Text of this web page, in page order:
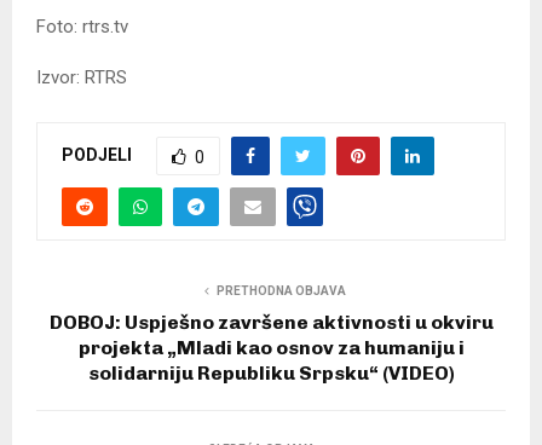
Foto: rtrs.tv
Izvor: RTRS
PODJELI 0
PRETHODNA OBJAVA
DOBOJ: Uspješno završene aktivnosti u okviru
projekta „Mladi kao osnov za humaniju i
solidarniju Republiku Srpsku“ (VIDEO)